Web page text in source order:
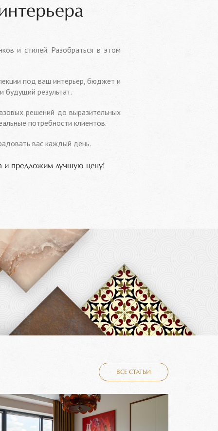
и стилей. Разобраться в этом
под ваш интерьер, бюджет и
будущий результат.
решений до выразительных
потребности клиентов.
вас каждый день.
и предложим лучшую цену!
ВСЕ СТАТЬИ